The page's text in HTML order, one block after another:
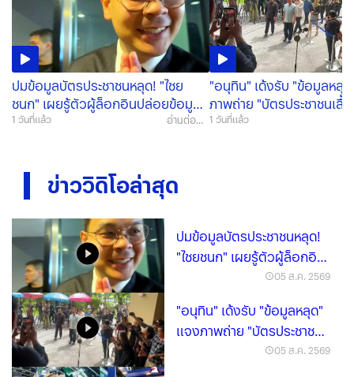
ปมข้อมูลบัตรประชาชนหลุด! "ไชย
ชนก" เผยรู้ตัวผู้ล็อกอินปล่อยข้อมูล
แล้ว ชี้ไม่ใช่การ "แฮ็กระบบ" (มีคลิป)
1 วันที่แล้ว อ่านต่อ...
"อนุทิน" เด้งรับ "ข้อมูลหลุ
ภาพถ่าย "บัตรประชาชนเสื้
นานแล้ว (มีคลิป)
1 วันที่แล้ว
ข่าววิดิโอล่าสุด
ปมข้อมูลบัตรประชาชนหลุด!
"ไชยชนก" เผยรู้ตัวผู้ล็อกอิน
ปล่อยข้อมูลแล้ว ชี้ไม่ใช่การ
05 ส.ค. 2569
"อนุทิน" เด้งรับ "ข้อมูลหลุด"
แจงภาพถ่าย "บัตรประชาชน
เสื้อสีส้ม" ถ่ายนานแล้ว (มี
05 ส.ค. 2569